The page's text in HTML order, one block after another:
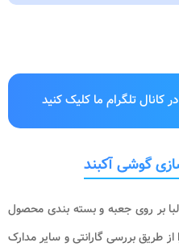
کانال تلگرام ما کلیک کنید
گوشی آکبند
بر روی جعبه و بسته بندی محصول
طریق بررسی گارانتی و سایر مدارک